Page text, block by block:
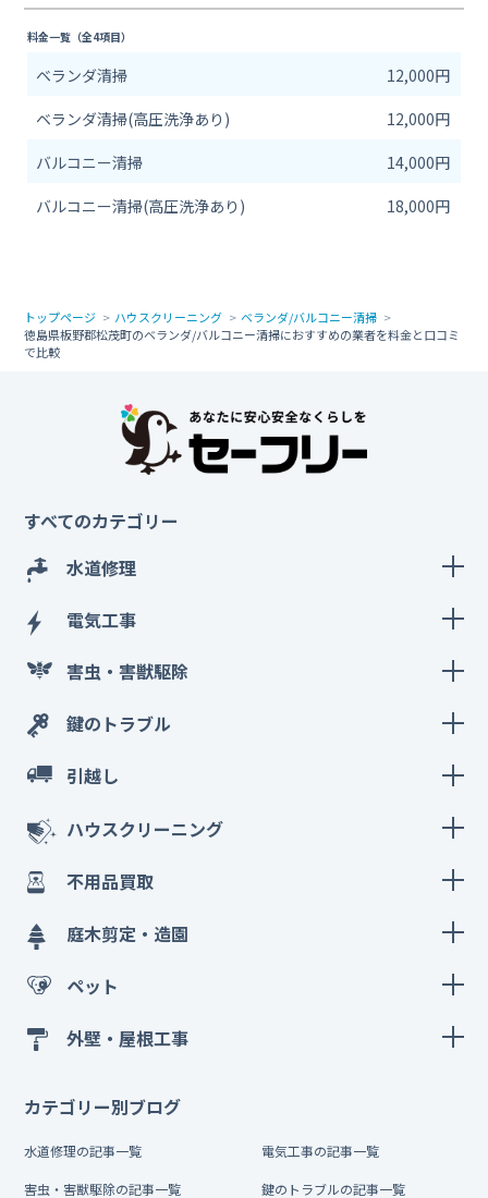
料金一覧（全4項目）
ベランダ清掃
12,000円
ベランダ清掃(高圧洗浄あり)
12,000円
バルコニー清掃
14,000円
バルコニー清掃(高圧洗浄あり)
18,000円
トップページ ハウスクリーニング
ベランダ/バルコニー清掃
徳島県板野郡松茂町のベランダ/バルコニー清掃におすすめの業者を料金と口コミ
で比較
すべてのカテゴリー
水道修理
電気工事
害虫・害獣駆除
鍵のトラブル
引越し
ハウスクリーニング
不用品買取
庭木剪定・造園
ペット
外壁・屋根工事
カテゴリー別ブログ
水道修理の記事一覧 電気工事の記事一覧
害虫・害獣駆除の記事一覧 鍵のトラブルの記事一覧